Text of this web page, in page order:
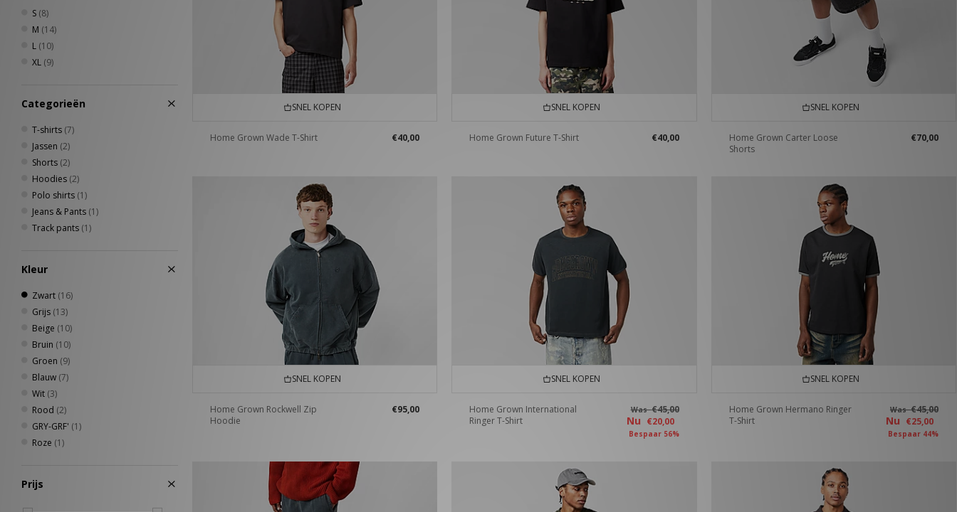
S (8)
M (14)
L (10)
XL (9)
Categorieën
T-shirts (7)
Jassen (2)
Shorts (2)
Hoodies (2)
Polo shirts (1)
Jeans & Pants (1)
Track pants (1)
Kleur
Zwart (16)
Grijs (13)
Beige (10)
Bruin (10)
Groen (9)
Blauw (7)
Wit (3)
Rood (2)
GRY-GRF' (1)
Roze (1)
Prijs
SNEL KOPEN
Home Grown Wade T-Shirt €40,00
SNEL KOPEN
Home Grown Future T-Shirt €40,00
SNEL KOPEN
Home Grown Carter Loose
Shorts
€70,00
SNEL KOPEN
Home Grown Rockwell Zip
Hoodie
€95,00
SNEL KOPEN
Home Grown International
Ringer T-Shirt
Was€45,00
Nu €20,00
Bespaar 56%
SNEL KOPEN
Home Grown Hermano Ringer
T-Shirt
Was€45,00
Nu €25,00
Bespaar 44%